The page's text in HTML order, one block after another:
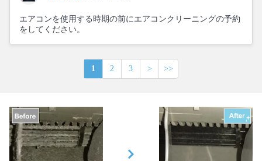
エアコンを使用する時期の前にエアコンクリーニングの予約
をしてください。
1 2 3 > >>